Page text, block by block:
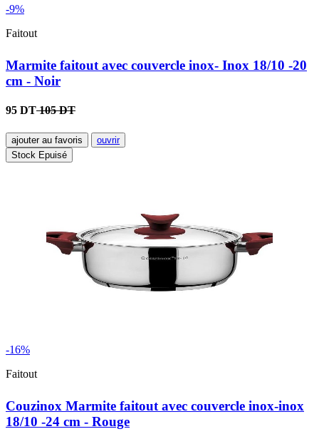
-9%
Faitout
Marmite faitout avec couvercle inox- Inox 18/10 -20
cm - Noir
95 DT105 DT
ajouter au favoris
ouvrir
Stock Epuisé
-16%
Faitout
Couzinox Marmite faitout avec couvercle inox-inox
18/10 -24 cm - Rouge